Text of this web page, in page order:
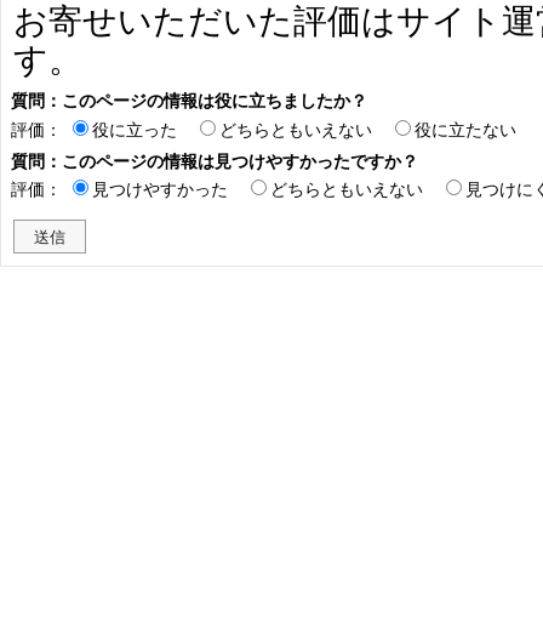
お寄せいただいた評価はサイト
す。
質問：このページの情報は役に立ちましたか？
評価：
役に立った どちらともいえない
役に立たない
質問：このページの情報は見つけやすかったですか？
評価：
見つけやすかった どちらともいえない 見つけに